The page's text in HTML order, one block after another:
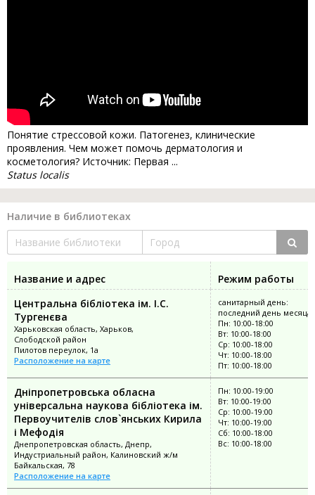
Понятие стрессовой кожи. Патогенез, клинические
проявления. Чем может помочь дерматология и
косметология? Источник: Первая ...
Status localis
Наличие в библиотеках
Название и адрес
Режим работы
Центральна бібліотека ім. І.С.
Тургенєва
Харьковская область, Харьков,
Слободской район
Пилотов переулок, 1а
Расположение на карте
санитарный день:
последний день месяца
Пн: 10:00-18:00
Вт: 10:00-18:00
Ср: 10:00-18:00
Чт: 10:00-18:00
Пт: 10:00-18:00
Дніпропетровська обласна
універсальна наукова бібліотека ім.
Первоучителів слов`янських Кирила
і Мефодія
Днепропетровская область, Днепр,
Индустриальный район, Калиновский ж/м
Байкальская, 78
Расположение на карте
Пн: 10:00-19:00
Вт: 10:00-19:00
Ср: 10:00-19:00
Чт: 10:00-19:00
Сб: 10:00-18:00
Вс: 10:00-18:00